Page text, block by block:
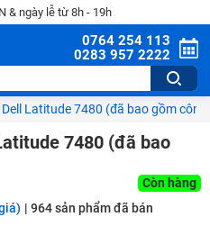
& ngày lễ từ 8h - 19h
0764 254 113
0283 957 2222
Latitude 7480 (đã bao gồm
7480 (đã bao
Còn hàng
| 964sản phẩm đã bán